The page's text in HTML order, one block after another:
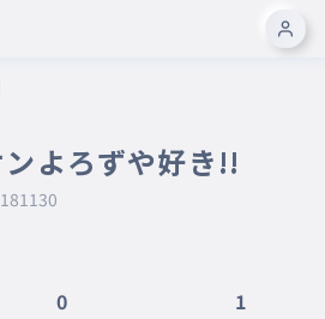
よろずや好き!!
0 1